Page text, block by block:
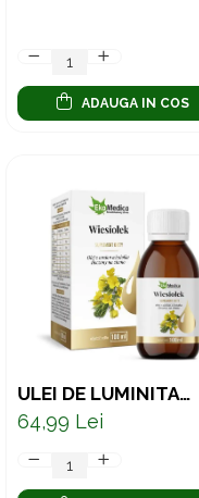
ADAUGA IN COS
ULEI DE LUMINITA
NOPTII PRESAT LA
RECE 100 ML
64,99 Lei